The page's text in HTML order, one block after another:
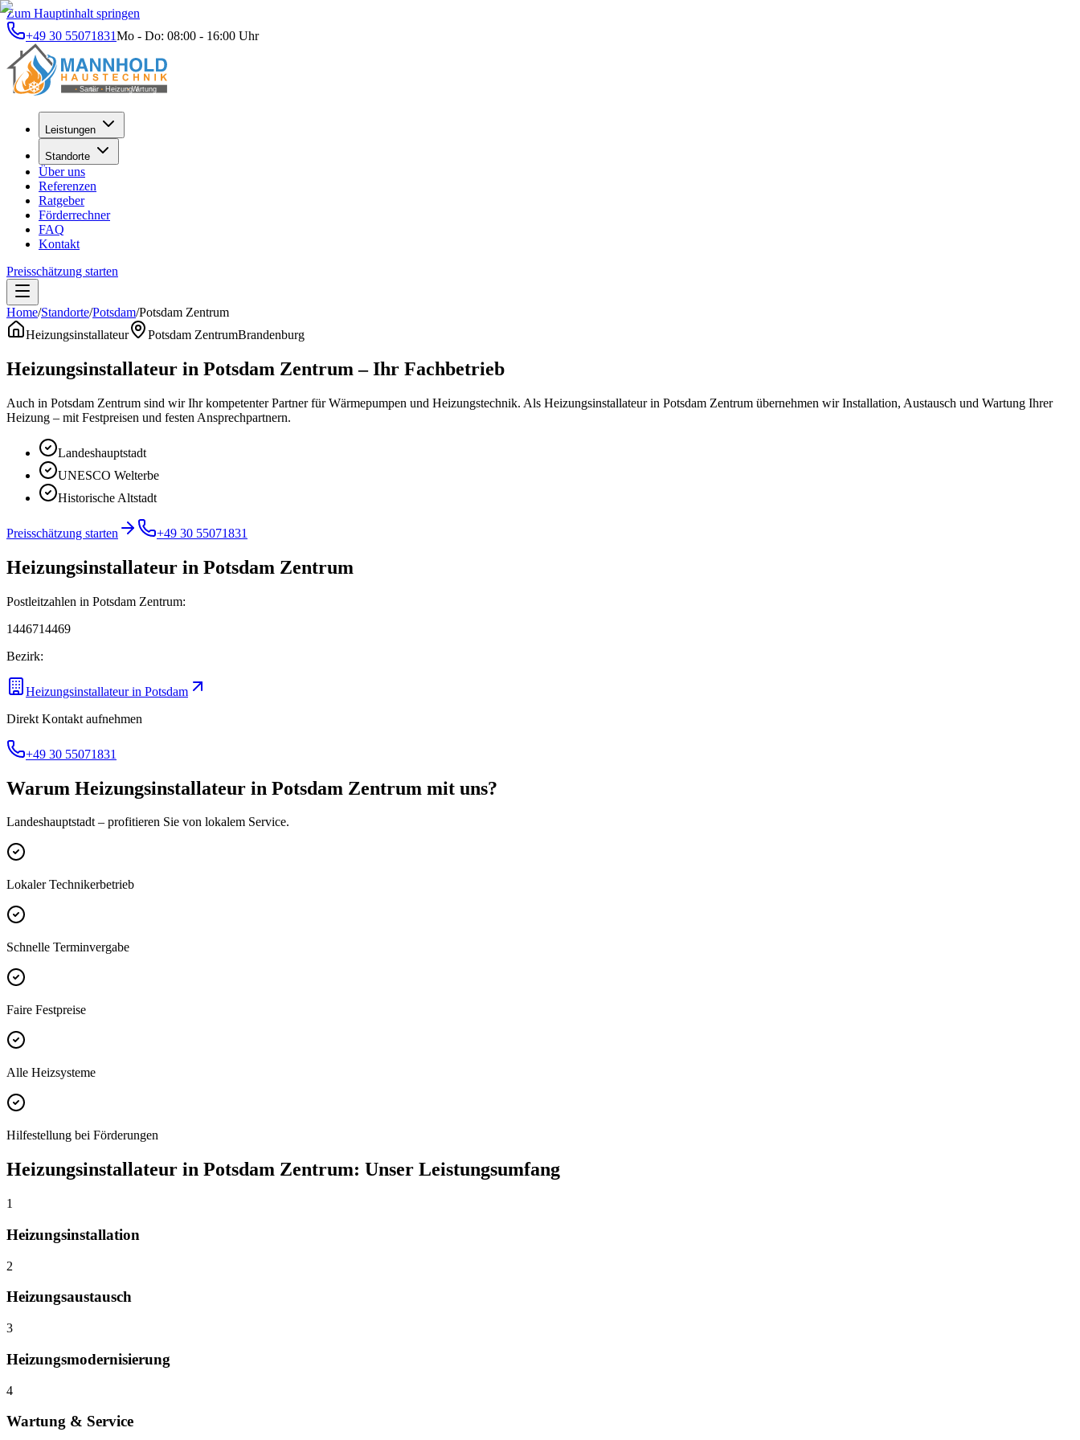
Zum Hauptinhalt springen
+49 30 55071831Mo - Do: 08:00 - 16:00 Uhr
Leistungen
Standorte
Über uns
Referenzen
Ratgeber
Förderrechner
FAQ
Kontakt
Preisschätzung starten
Home/Standorte/Potsdam/Potsdam Zentrum
Heizungsinstallateur
Potsdam ZentrumBrandenburg
Heizungsinstallateur in Potsdam Zentrum – Ihr Fachbetrieb
Auch in Potsdam Zentrum sind wir Ihr kompetenter Partner für Wärmepumpen und Heizungstechnik. Als Heizungsinstallateur in Potsdam Zentrum übernehmen wir Installation, Austausch und Wartung Ihrer
Heizung – mit Festpreisen und festen Ansprechpartnern.
Landeshauptstadt
UNESCO Welterbe
Historische Altstadt
Preisschätzung starten +49 30 55071831
Heizungsinstallateur in Potsdam Zentrum
Postleitzahlen in Potsdam Zentrum:
1446714469
Bezirk:
Heizungsinstallateurin Potsdam
Direkt Kontakt aufnehmen
+49 30 55071831
Warum Heizungsinstallateur in Potsdam Zentrum mit uns?
Landeshauptstadt– profitieren Sie von lokalem Service.
Lokaler Technikerbetrieb
Schnelle Terminvergabe
Faire Festpreise
Alle Heizsysteme
Hilfestellung bei Förderungen
Heizungsinstallateur in Potsdam Zentrum: Unser Leistungsumfang
1
Heizungsinstallation
2
Heizungsaustausch
3
Heizungsmodernisierung
4
Wartung & Service